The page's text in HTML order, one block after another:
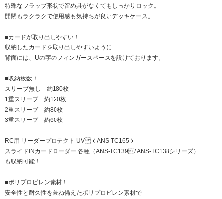
特殊なフラップ形状で留め具がなくてもしっかりロック。
開閉もラクラクで使用感も気持ちが良いデッキケース。
■カードが取り出しやすい！
収納したカードを取り出しやすいように
背面には、Uの字のフィンガースペースを設けております。
■収納枚数！
スリーブ無し 約180枚
1重スリーブ 約120枚
2重スリーブ 約80枚
3重スリーブ 約60枚
RC用 リーダープロテクト UV （ANS-TC165）
スライドINカードローダー 各種 （ANS-TC139 / ANS-TC138シリーズ）
も収納可能！
■ポリプロピレン素材！
安全性と耐久性を兼ね備えたポリプロピレン素材で